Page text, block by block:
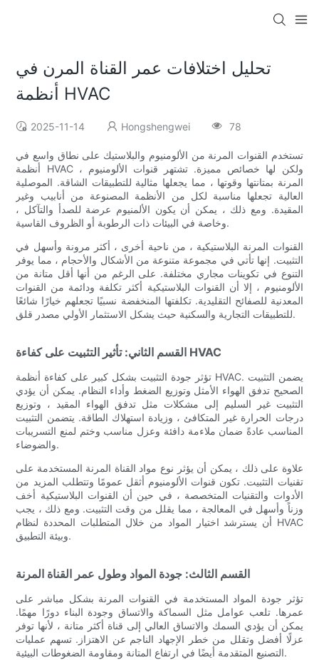
تحليل اختلافات عمر القناة المرن في
أنظمة HVAC
2025-11-14 Hongshengwei 78
تستخدم القنوات المرنة من الألومنيوم والبلاستيك على نطاق واسع في
أنظمة HVAC ، ولكن لها خصائص مميزة. تشتهر قنوات الألومنيوم
المرنة بمتانتها وقوتها ، مما يجعلها مثالية للتطبيقات الشاقة. الموصلية
العالية تجعلها مناسبة لكل من الأنظمة المصنوعة من أنابيب وغير
المقيدة. ومع ذلك ، يمكن أن يكون الألمنيوم عرضة للصدأ والتآكل ،
وخاصة في البيئات ذات الرطوبة أو الظروف القاسية.
القنوات المرنة البلاستيكية ، من ناحية أخرى ، أكثر مرونة وأسهل في
التثبيت. إنها تأتي في مجموعة متنوعة من الأشكال والأحجام ، مما يوفر
التنوع في تكوينات مجاري مختلفة. على الرغم من أنها أقل متانة من
الألومنيوم ، إلا أن القنوات البلاستيكية أكثر تكلفة ودائمة من القنوات
المعدنية للصفائح التقليدية. تكلفتها المنخفضة نسبيًا تجعلهم خيارًا شائعًا
للتطبيقات التجارية والسكنية حيث يشكل الاستثمار الأولي مصدر قلق.
القسم الثاني: تأثير التثبيت على كفاءة HVAC
تؤثر جودة التثبيت بشكل كبير على كفاءة أنظمة HVAC. يضمن التثبيت
الصحيح تدفق الهواء الأمثل وتوزيع الضغط وأداء النظام. يمكن أن يؤدي
التثبيت غير السليم إلى مشكلات مثل تدفق الهواء المقيد ، وتوزيع
درجات الحرارة غير المتكافئ ، وزيادة استهلاك الطاقة. يتضمن التثبيت
المناسب عادةً ضمان ملاءمة دافئة وعزل مناسب وختم لمنع التسريبات
والضوضاء.
علاوة على ذلك ، يمكن أن يؤثر نوع مواد القناة المرنة المستخدمة على
تقنيات التثبيت. تكون قنوات الألومنيوم أثقل عمومًا وتتطلب المزيد من
الأدوات والتقنيات المتخصصة ، في حين أن القنوات البلاستيكية أخف
وزناً وأسهل في المعالجة ، مما يقلل من وقت التثبيت. ومع ذلك ، يجب
أن يسترشد اختيار المواد من خلال المتطلبات المحددة لنظام HVAC
وبيئة التطبيق.
القسم الثالث: جودة المواد وطول عمر القناة المرنة
تؤثر جودة المواد المستخدمة في القنوات المرنة بشكل مباشر على
عمرها. تلعب عوامل مثل السماكة والاتساق وجودة البناء دورًا مهمًا.
يمكن أن يؤدي السمك والاتساق العالي إلى قناة أكثر متانة ، لأنها توفر
عزلًا أفضل وتقلل من خطر الإجهاد الناجم عن الاهتزاز. تسهم عمليات
التصنيع المتقدمة أيضًا في ارتفاع المتانة ومقاومة الضغوطات البيئية.